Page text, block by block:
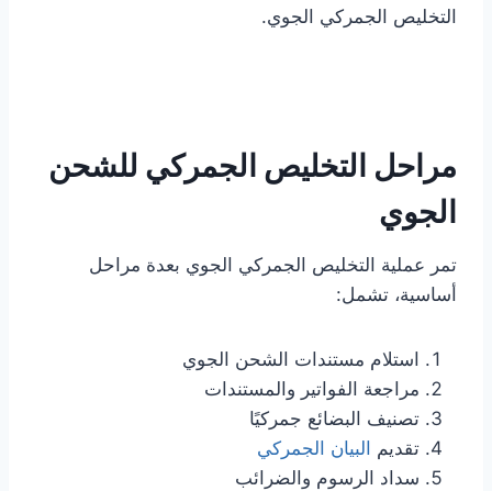
التخليص الجمركي الجوي.
مراحل التخليص الجمركي للشحن
الجوي
تمر عملية التخليص الجمركي الجوي بعدة مراحل
أساسية، تشمل:
استلام مستندات الشحن الجوي
مراجعة الفواتير والمستندات
تصنيف البضائع جمركيًا
تقديم البيان الجمركي
سداد الرسوم والضرائب